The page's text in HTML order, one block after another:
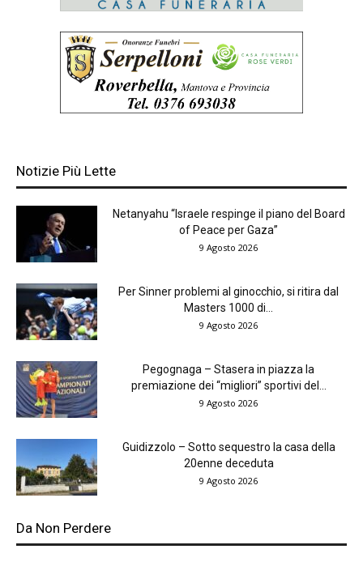
Notizie Più Lette
Netanyahu “Israele respinge il piano del Board
of Peace per Gaza”
9 Agosto 2026
Per Sinner problemi al ginocchio, si ritira dal
Masters 1000 di...
9 Agosto 2026
Pegognaga – Stasera in piazza la
premiazione dei “migliori” sportivi del...
9 Agosto 2026
Guidizzolo – Sotto sequestro la casa della
20enne deceduta
9 Agosto 2026
Da Non Perdere